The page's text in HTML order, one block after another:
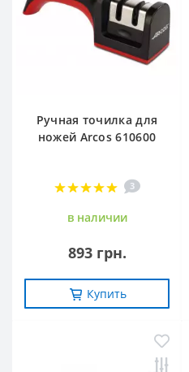
Ручная точилка для
ножей Arcos 610600
3
в наличии
893 грн.
Купить